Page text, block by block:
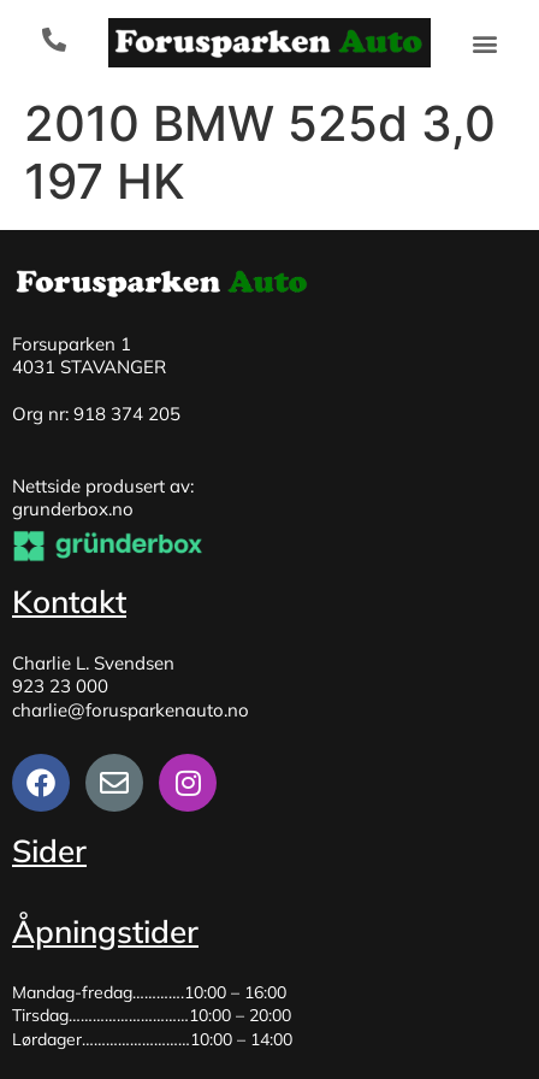
2010 BMW 525d 3,0
197 HK
Forsuparken 1
4031 STAVANGER
Org nr: 918 374 205
Nettside produsert av:
grunderbox.no
Kontakt
Charlie L. Svendsen
923 23 000
charlie@forusparkenauto.no
Sider
Åpningstider
Mandag-fredag………….10:00 – 16:00
Tirsdag…………………………10:00 – 20:00
Lørdager………………………10:00 – 14:00